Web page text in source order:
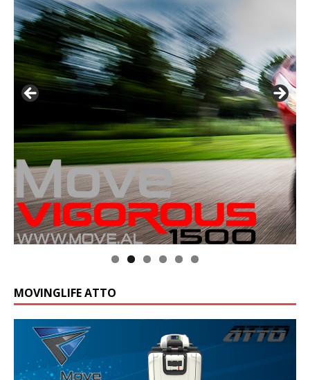
Klik op de foto voor meer informatie
MOVINGLIFE ATTO